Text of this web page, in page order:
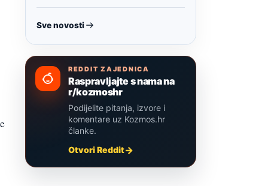
Sve novosti
REDDIT ZAJEDNICA
Raspravljajte s nama na
r/kozmoshr
Podijelite pitanja, izvore i
komentare uz Kozmos.hr
članke.
Otvori Reddit